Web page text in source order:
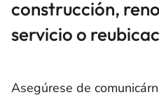
construcción,
servicio o
Asegúrese de